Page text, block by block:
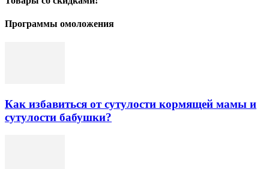
Программы омоложения
Как избавиться от сутулости кормящей мамы и
сутулости бабушки?